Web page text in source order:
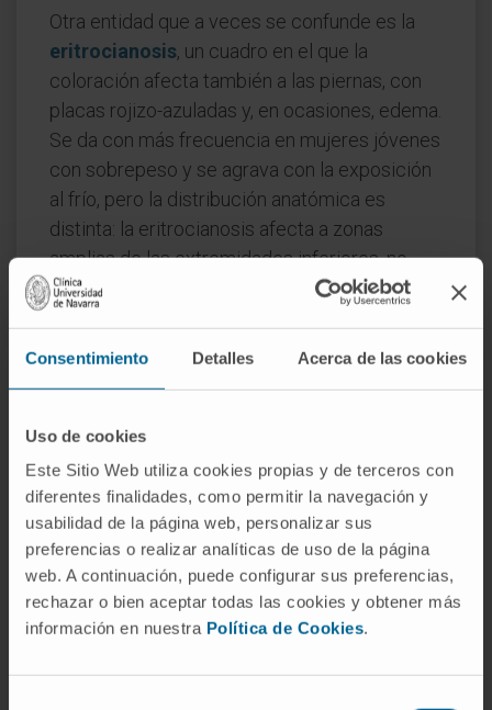
Consentimiento Detalles Acerca de las cookies
Uso de cookies
Este Sitio Web utiliza cookies propias y de terceros con
diferentes finalidades, como permitir la navegación y
usabilidad de la página web, personalizar sus
preferencias o realizar analíticas de uso de la página
web. A continuación, puede configurar sus preferencias,
rechazar o bien aceptar todas las cookies y obtener más
información en nuestra Política de Cookies.
Otra entidad que a veces se confunde es la
eritrocianosis, un cuadro en el que la
coloración afecta también a las piernas, con
placas rojizo-azuladas y, en ocasiones, edema.
Se da con más frecuencia en mujeres jóvenes
con sobrepeso y se agrava con la exposición
al frío, pero la distribución anatómica es
distinta: la eritrocianosis afecta a zonas
amplias de las extremidades inferiores, no
solo a los dedos y las manos.
Lossabañones(perniosis) constituyen otro
diagnóstico diferencial habitual. Se trata de
lesiones inflamatorias localizadas,
pruriginosas y dolorosas, que aparecen tras
inflamación visible y una respuesta cutánea
anómala bien delimitada; la acrocianosis, por
el contrario, es difusa y carece de
componente inflamatorio.
Preguntas frecuentes
¿De dónde viene la palabra